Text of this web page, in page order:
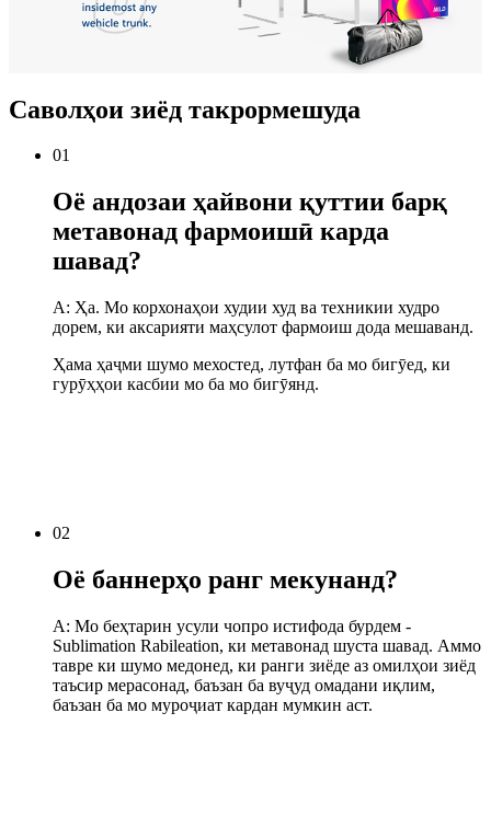
Саволҳои зиёд такрормешуда
01
Оё андозаи ҳайвони қуттии барқ ​​
метавонад фармоишӣ карда
шавад?
A: Ҳа. Мо корхонаҳои худии худ ва техникии худро
дорем, ки аксарияти маҳсулот фармоиш дода мешаванд.
Ҳама ҳаҷми шумо мехостед, лутфан ба мо бигӯед, ки
гурӯҳҳои касбии мо ба мо бигӯянд.
02
Оё баннерҳо ранг мекунанд?
A: Мо беҳтарин усули чопро истифода бурдем -
Sublimation Rabileation, ки метавонад шуста шавад. Аммо
тавре ки шумо медонед, ки ранги зиёде аз омилҳои зиёд
таъсир мерасонад, баъзан ба вуҷуд омадани иқлим,
баъзан ба мо муроҷиат кардан мумкин аст.